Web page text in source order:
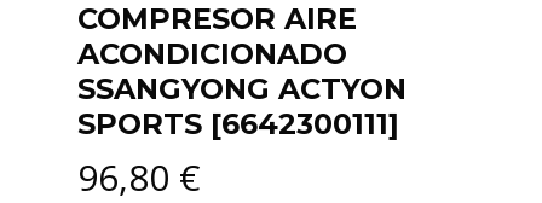
COMPRESOR AIRE
ACONDICIONADO
SSANGYONG ACTYON
SPORTS [6642300111]
96,80 €